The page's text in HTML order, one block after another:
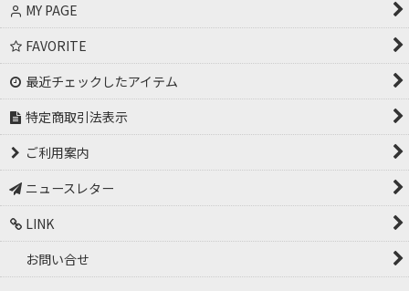
MY PAGE
FAVORITE
最近チェックしたアイテム
特定商取引法表示
ご利用案内
ニュースレター
LINK
お問い合せ